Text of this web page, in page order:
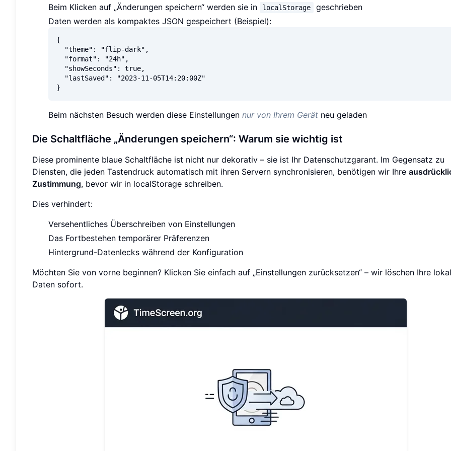
Beim Klicken auf „Änderungen speichern“ werden sie in localStorage
geschrieben
Daten werden als kompaktes JSON gespeichert (Beispiel):
{
  "theme": "flip-dark",
  "format": "24h",
  "showSeconds": true,
  "lastSaved": "2023-11-05T14:20:00Z"
Beim nächsten Besuch werden diese Einstellungen nur von Ihrem Gerät neu geladen
Die Schaltfläche „Änderungen speichern“: Warum sie wichtig ist
Diese prominente blaue Schaltfläche ist nicht nur dekorativ – sie ist Ihr Datenschutzgarant. Im Gegensatz zu
Diensten, die jeden Tastendruck automatisch mit ihren Servern synchronisieren, benötigen wir Ihre
Zustimmung, bevor wir in localStorage schreiben.
Dies verhindert:
Versehentliches Überschreiben von Einstellungen
Das Fortbestehen temporärer Präferenzen
Hintergrund-Datenlecks während der Konfiguration
Möchten Sie von vorne beginnen? Klicken Sie einfach auf „Einstellungen zurücksetzen“ – wir löschen Ihre
Daten sofort.